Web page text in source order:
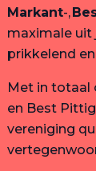
Markant-,
maximale uit
prikkelend
Met in totaal
en Best
vereniging